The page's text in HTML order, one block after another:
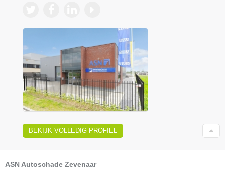
BEKIJK VOLLEDIG PROFIEL
ASN Autoschade Zevenaar